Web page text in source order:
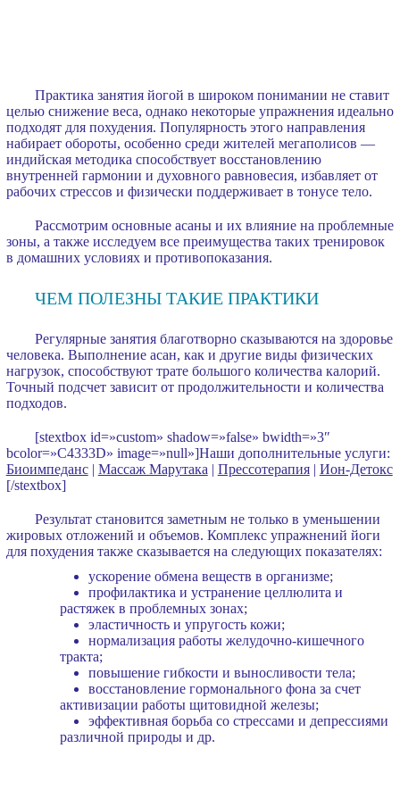
Практика занятия йогой в широком понимании не ставит
целью снижение веса, однако некоторые упражнения идеально
подходят для похудения. Популярность этого направления
набирает обороты, особенно среди жителей мегаполисов —
индийская методика способствует восстановлению
внутренней гармонии и духовного равновесия, избавляет от
рабочих стрессов и физически поддерживает в тонусе тело.
Рассмотрим основные асаны и их влияние на проблемные
зоны, а также исследуем все преимущества таких тренировок
в домашних условиях и противопоказания.
ЧЕМ ПОЛЕЗНЫ ТАКИЕ ПРАКТИКИ
Регулярные занятия благотворно сказываются на здоровье
человека. Выполнение асан, как и другие виды физических
нагрузок, способствуют трате большого количества калорий.
Точный подсчет зависит от продолжительности и количества
подходов.
[stextbox id=»custom» shadow=»false» bwidth=»3″
bcolor=»C4333D» image=»null»]Наши дополнительные услуги:
Биоимпеданс| Массаж Марутака | Прессотерапия| Ион-Детокс
[/stextbox]
Результат становится заметным не только в уменьшении
жировых отложений и объемов. Комплекс упражнений йоги
для похудения также сказывается на следующих показателях:
ускорение обмена веществ в организме;
профилактика и устранение целлюлита и
растяжек в проблемных зонах;
эластичность и упругость кожи;
нормализация работы желудочно-кишечного
тракта;
повышение гибкости и выносливости тела;
восстановление гормонального фона за счет
активизации работы щитовидной железы;
эффективная борьба со стрессами и депрессиями
различной природы и др.